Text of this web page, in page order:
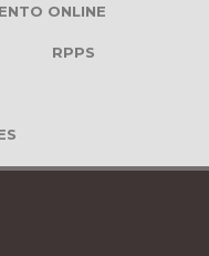
ONLINE
RPPS